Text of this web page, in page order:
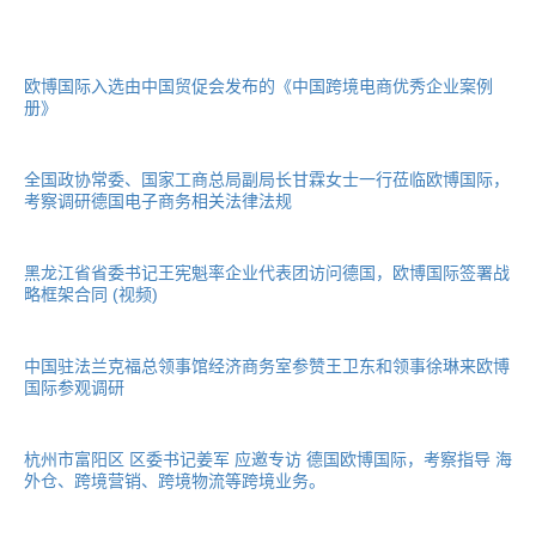
欧博国际入选由中国贸促会发布的《中国跨境电商优秀企业案例
册》
全国政协常委、国家工商总局副局长甘霖女士一行莅临欧博国际，
考察调研德国电子商务相关法律法规
黑龙江省省委书记王宪魁率企业代表团访问德国，欧博国际签署战
略框架合同 (视频)
中国驻法兰克福总领事馆经济商务室参赞王卫东和领事徐琳来欧博
国际参观调研
杭州市富阳区 区委书记姜军 应邀专访 德国欧博国际，考察指导 海
外仓、跨境营销、跨境物流等跨境业务。